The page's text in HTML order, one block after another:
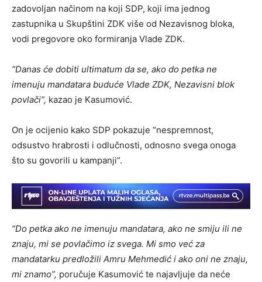
zadovoljan načinom na koji SDP, koji ima jednog
zastupnika u Skupštini ZDK više od Nezavisnog bloka,
vodi pregovore oko formiranja Vlade ZDK.
“Danas će dobiti ultimatum da se, ako do petka ne
imenuju mandatara buduće Vlade ZDK, Nezavisni blok
povlači”, kazao je Kasumović.
On je ocijenio kako SDP pokazuje “nespremnost,
odsustvo hrabrosti i odlučnosti, odnosno svega onoga
što su govorili u kampanji”.
“Do petka ako ne imenuju mandatara, ako ne smiju ili ne
znaju, mi se povlačimo iz svega. Mi smo već za
mandatarku predložili Amru Mehmedić i ako oni ne znaju,
mi znamo”, poručuje Kasumović te najavljuje da neće